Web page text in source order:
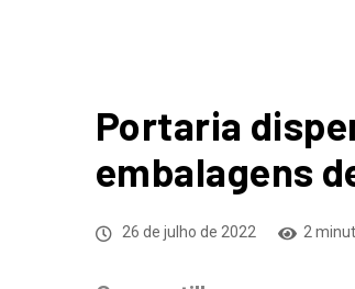
Portaria
embalagens
26 de julho de 2022 2